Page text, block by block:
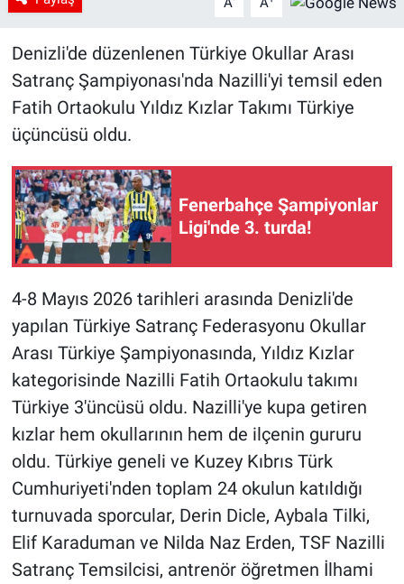
Denizli'de düzenlenen Türkiye Okullar Arası
Satranç Şampiyonası'nda Nazilli'yi temsil eden
Fatih Ortaokulu Yıldız Kızlar Takımı Türkiye
üçüncüsü oldu.
Fenerbahçe Şampiyonlar
Ligi'nde 3. turda!
4-8 Mayıs 2026 tarihleri arasında Denizli'de
yapılan Türkiye Satranç Federasyonu Okullar
Arası Türkiye Şampiyonasında, Yıldız Kızlar
kategorisinde Nazilli Fatih Ortaokulu takımı
Türkiye 3'üncüsü oldu. Nazilli'ye kupa getiren
kızlar hem okullarının hem de ilçenin gururu
oldu. Türkiye geneli ve Kuzey Kıbrıs Türk
Cumhuriyeti'nden toplam 24 okulun katıldığı
turnuvada sporcular, Derin Dicle, Aybala Tilki,
Elif Karaduman ve Nilda Naz Erden, TSF Nazilli
Satranç Temsilcisi, antrenör öğretmen İlhami